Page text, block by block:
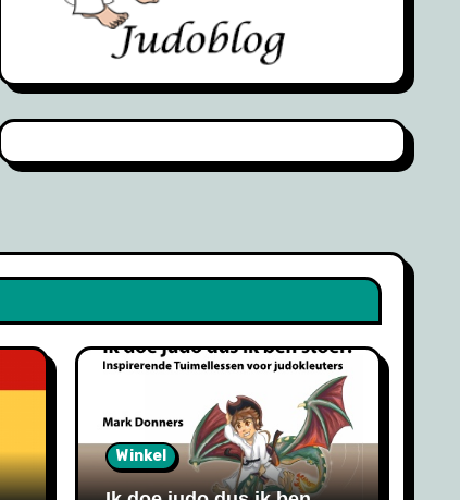
Winkel